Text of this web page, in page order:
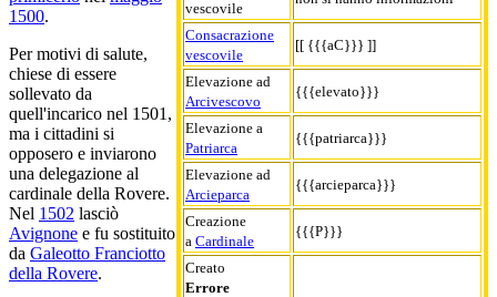
vescovile
Consacrazione
vescovile
[[ {{{aC}}} ]]
Elevazione ad
Arcivescovo
{{{elevato}}}
Elevazione a
Patriarca
{{{patriarca}}}
Elevazione ad
Arcieparca
{{{arcieparca}}}
Creazione
a Cardinale
{{{P}}}
Creato
Errore
1500.
Per motivi di salute,
chiese di essere
sollevato da
quell'incarico nel 1501,
ma i cittadini si
opposero e inviarono
una delegazione al
cardinale della Rovere.
Nel 1502 lasciò
Avignone e fu sostituito
da Galeotto Franciotto
della Rovere.